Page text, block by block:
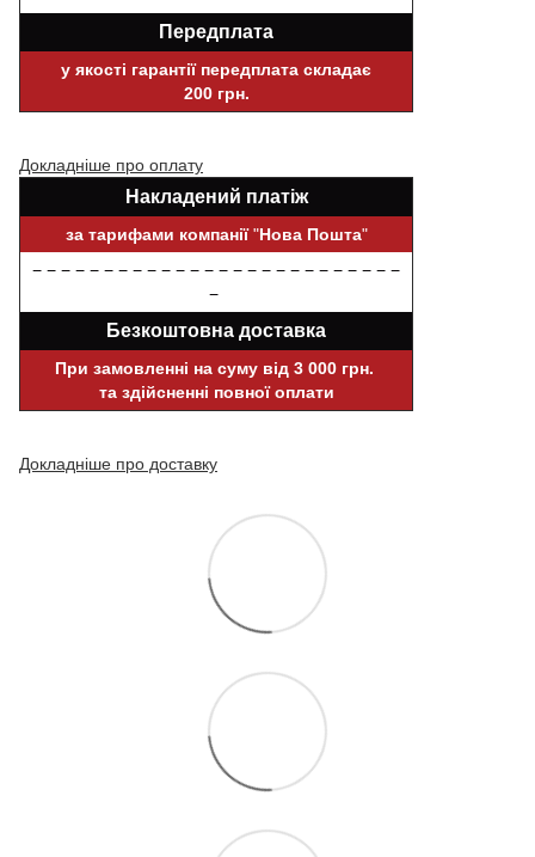
Передплата
у якості гарантії передплата складає
200 грн.
Докладніше про оплату
Накладений платіж
за тарифами компанії"Нова Пошта"
− − − − − − − − − − − − − − − − − − − − − − − − − −
−
Безкоштовна доставка
При замовленні на суму від 3 000 грн.
та здійсненні повної оплати
Докладніше про доставку